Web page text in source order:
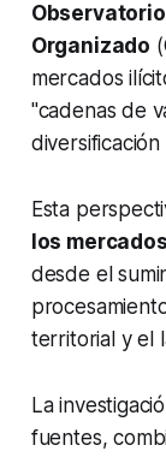
Organizado
mercados
"cadenas de
Esta
los
desde el
territorial y el
La
fuentes,